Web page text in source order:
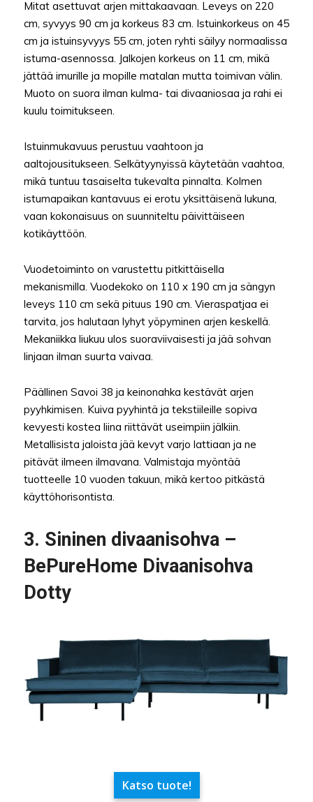
Mitat asettuvat arjen mittakaavaan. Leveys on 220
cm, syvyys 90 cm ja korkeus 83 cm. Istuinkorkeus on 45
cm ja istuinsyvyys 55 cm, joten ryhti säilyy normaalissa
istuma-asennossa. Jalkojen korkeus on 11 cm, mikä
jättää imurille ja mopille matalan mutta toimivan välin.
Muoto on suora ilman kulma- tai divaaniosaa ja rahi ei
kuulu toimitukseen.
Istuinmukavuus perustuu vaahtoon ja
aaltojousitukseen. Selkätyynyissä käytetään vaahtoa,
mikä tuntuu tasaiselta tukevalta pinnalta. Kolmen
istumapaikan kantavuus ei erotu yksittäisenä lukuna,
vaan kokonaisuus on suunniteltu päivittäiseen
kotikäyttöön.
Vuodetoiminto on varustettu pitkittäisella
mekanismilla. Vuodekoko on 110 x 190 cm ja sängyn
leveys 110 cm sekä pituus 190 cm. Vieraspatjaa ei
tarvita, jos halutaan lyhyt yöpyminen arjen keskellä.
Mekaniikka liukuu ulos suoraviivaisesti ja jää sohvan
linjaan ilman suurta vaivaa.
Päällinen Savoi 38 ja keinonahka kestävät arjen
pyyhkimisen. Kuiva pyyhintä ja tekstiileille sopiva
kevyesti kostea liina riittävät useimpiin jälkiin.
Metallisista jaloista jää kevyt varjo lattiaan ja ne
pitävät ilmeen ilmavana. Valmistaja myöntää
tuotteelle 10 vuoden takuun, mikä kertoo pitkästä
käyttöhorisontista.
3. Sininen divaanisohva –
BePureHome Divaanisohva
Dotty
Katso tuote!